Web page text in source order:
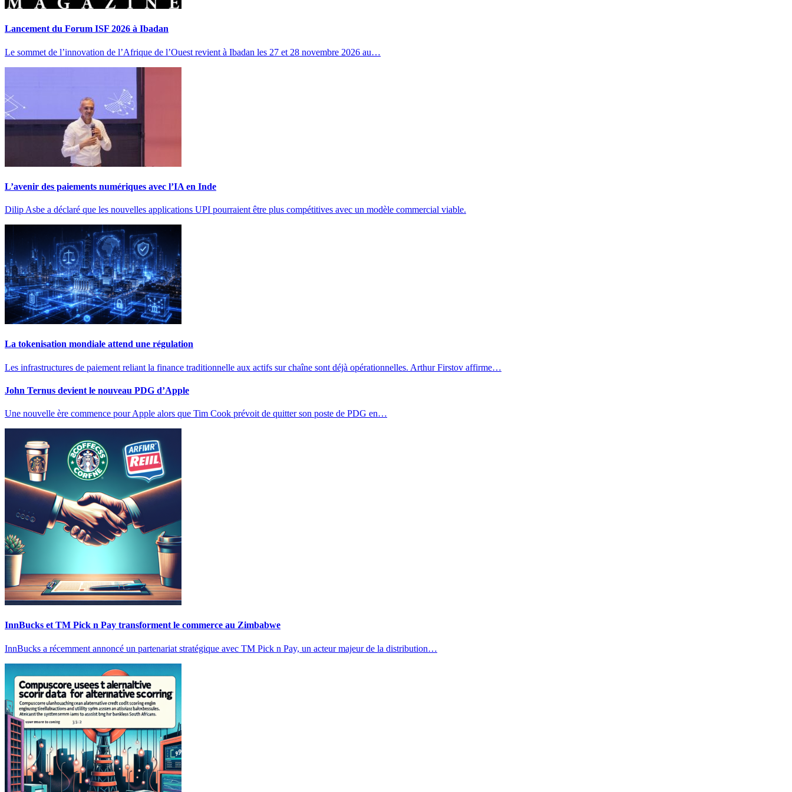
Lancement du Forum ISF 2026 à Ibadan
Le sommet de l’innovation de l’Afrique de l’Ouest revient à Ibadan les 27 et 28 novembre 2026 au…
L’avenir des paiements numériques avec l’IA en Inde
Dilip Asbe a déclaré que les nouvelles applications UPI pourraient être plus compétitives avec un modèle commercial viable.
La tokenisation mondiale attend une régulation
Les infrastructures de paiement reliant la finance traditionnelle aux actifs sur chaîne sont déjà opérationnelles. Arthur Firstov affirme…
John Ternus devient le nouveau PDG d’Apple
Une nouvelle ère commence pour Apple alors que Tim Cook prévoit de quitter son poste de PDG en…
InnBucks et TM Pick n Pay transforment le commerce au Zimbabwe
InnBucks a récemment annoncé un partenariat stratégique avec TM Pick n Pay, un acteur majeur de la distribution…